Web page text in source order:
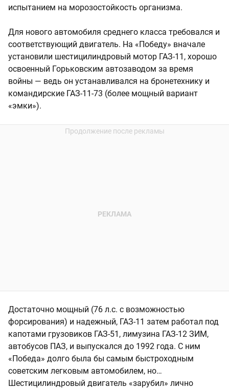
испытанием на морозостойкость организма.
Для нового автомобиля среднего класса требовался и
соответствующий двигатель. На «Победу» вначале
установили шестицилиндровый мотор ГАЗ-11, хорошо
освоенный Горьковским автозаводом за время
войны — ведь он устанавливался на бронетехнику и
командирские ГАЗ-11-73 (более мощный вариант
«эмки»).
Достаточно мощный (76 л.с. с возможностью
форсирования) и надежный, ГАЗ-11 затем работал под
капотами грузовиков ГАЗ-51, лимузина ГАЗ-12 ЗИМ,
автобусов ПАЗ, и выпускался до 1992 года. С ним
«Победа» долго была бы самым быстроходным
советским легковым автомобилем, но…
Шестицилиндровый двигатель «зарубил» лично